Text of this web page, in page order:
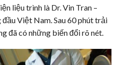
liệu trình là Dr. Vin Tran –
đầu Việt Nam. Sau 60 phút trải
đã có những biến đổi rõ nét.